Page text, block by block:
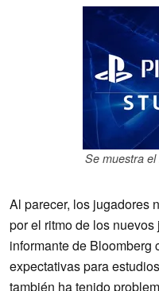
Se muestra
Al parecer, los jugadores
por el ritmo de los
informante de Bloomberg
expectativas para
también ha tenido